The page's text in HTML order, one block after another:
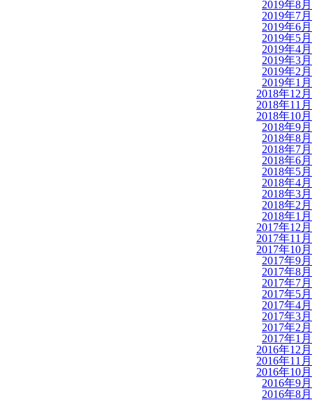
2019年8月
2019年7月
2019年6月
2019年5月
2019年4月
2019年3月
2019年2月
2019年1月
2018年12月
2018年11月
2018年10月
2018年9月
2018年8月
2018年7月
2018年6月
2018年5月
2018年4月
2018年3月
2018年2月
2018年1月
2017年12月
2017年11月
2017年10月
2017年9月
2017年8月
2017年7月
2017年5月
2017年4月
2017年3月
2017年2月
2017年1月
2016年12月
2016年11月
2016年10月
2016年9月
2016年8月